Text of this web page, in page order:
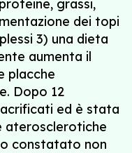
grassi,
dei topi
3) una dieta
aumenta il
placche
Dopo 12
ed è stata
aterosclerotiche
constatato non